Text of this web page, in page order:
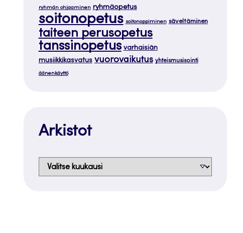
ryhmän ohjaaminen ryhmäopetus
soitonopetus soitonoppiminen säveltäminen
taiteen perusopetus
tanssinopetus varhaisiän
musiikkikasvatus vuorovaikutus yhteismusisointi
äänenkäyttö
Arkistot
Arkistot